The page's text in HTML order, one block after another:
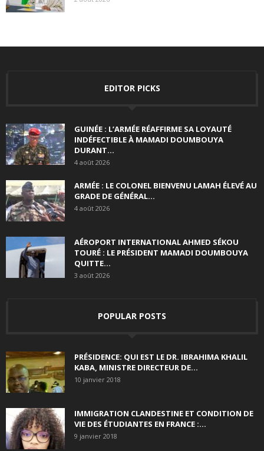
EDITOR PICKS
GUINÉE : L’ARMÉE RÉAFFIRME SA LOYAUTÉ
INDÉFECTIBLE À MAMADI DOUMBOUYA
DURANT...
4 août 2026
ARMÉE : LE COLONEL BIENVENU LAMAH ÉLEVÉ AU
GRADE DE GÉNÉRAL...
4 août 2026
AÉROPORT INTERNATIONAL AHMED SÉKOU
TOURÉ : LE PRÉSIDENT MAMADI DOUMBOUYA
QUITTE...
3 août 2026
POPULAR POSTS
PRÉSIDENCE: QUI EST LE DR. IBRAHIMA KHALIL
KABA, MINISTRE DIRECTEUR DE...
10 janvier 2018
IMMIGRATION CLANDESTINE ET CONDITION DE
VIE DES ÉTUDIANTES EN FRANCE :...
9 janvier 2018